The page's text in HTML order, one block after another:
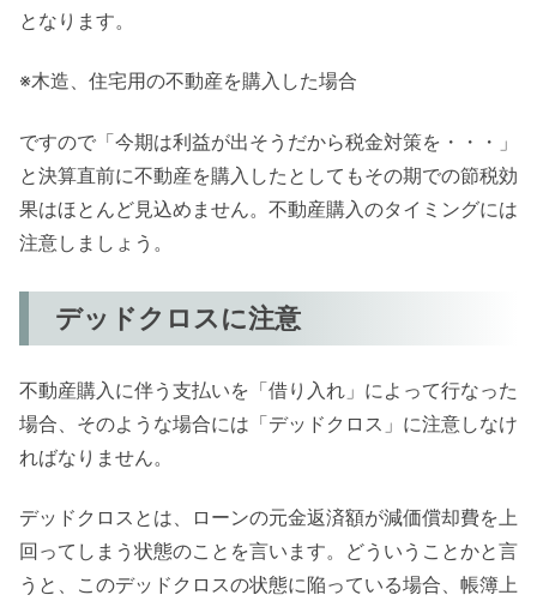
となります。
※木造、住宅用の不動産を購入した場合
ですので「今期は利益が出そうだから税金対策を・・・」
と決算直前に不動産を購入したとしてもその期での節税効
果はほとんど見込めません。不動産購入のタイミングには
注意しましょう。
デッドクロスに注意
不動産購入に伴う支払いを「借り入れ」によって行なった
場合、そのような場合には「デッドクロス」に注意しなけ
ればなりません。
デッドクロスとは、ローンの元金返済額が減価償却費を上
回ってしまう状態のことを言います。どういうことかと言
うと、このデッドクロスの状態に陥っている場合、帳簿上